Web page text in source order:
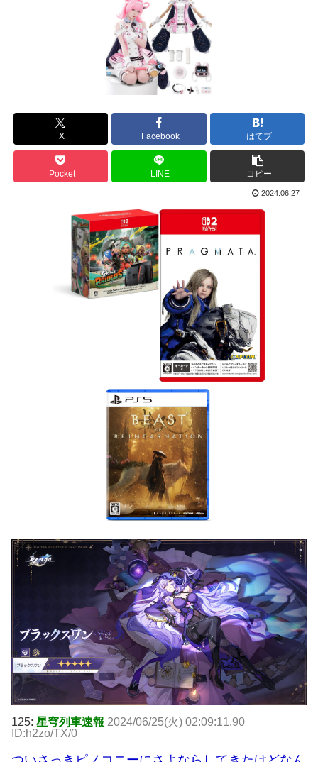
X Facebook はてブ
Pocket LINE コピー
2024.06.27
125: 星穹列車速報 2024/06/25(火) 02:09:11.90
ID:h2zo/TX/0